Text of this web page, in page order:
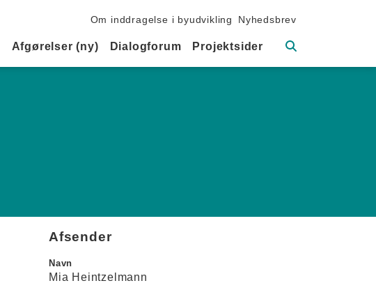
Sekundær navigation
Om inddragelse i byudvikling Nyhedsbrev
Afgørelser (ny) Dialogforum Projektsider
Afsender
Navn
Mia Heintzelmann